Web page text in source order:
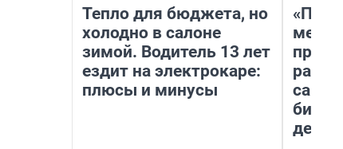
Тепло для бюджета, но
холодно в салоне
зимой. Водитель 13 лет
ездит на электрокаре:
плюсы и минусы